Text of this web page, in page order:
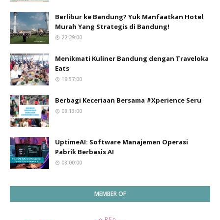
Berlibur ke Bandung? Yuk Manfaatkan Hotel
Murah Yang Strategis di Bandung!
22:29:00
Menikmati Kuliner Bandung dengan Traveloka
Eats
19:57:00
Berbagi Keceriaan Bersama #Xperience Seru
08:13:00
UptimeAI: Software Manajemen Operasi
Pabrik Berbasis AI
08:00:00
MEMBER OF